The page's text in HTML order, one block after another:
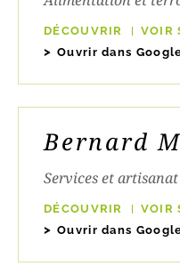
DÉCOUVRIR
VOIR
Ouvrir dans
Bernard
Services et artisanat
DÉCOUVRIR
VOIR
Ouvrir dans